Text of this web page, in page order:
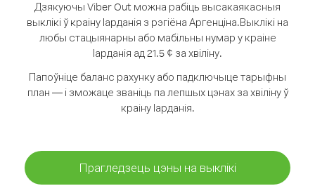
Дзякуючы Viber Out можна рабіць высакаякасныя
выклікі ў краіну Іарданія з рэгіёна Аргенціна.Выклікі на
любы стацыянарны або мабільны нумар у краіне
Іарданія ад 21.5 ¢ за хвіліну.
Папоўніце баланс рахунку або падключыце тарыфны
план — і зможаце званіць па лепшых цэнах за хвіліну ў
краіну Іарданія.
Прагледзець цэны на выклікі